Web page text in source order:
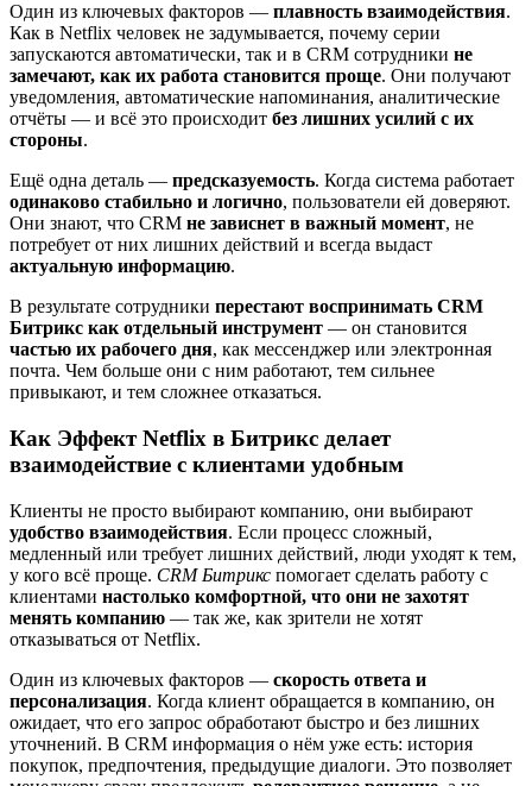
Один из ключевых факторов — плавность взаимодействия.
Как в Netflix человек не задумывается, почему серии
запускаются автоматически, так и в CRM сотрудники не
замечают, как их работа становится проще. Они получают
уведомления, автоматические напоминания, аналитические
отчёты — и всё это происходит без лишних усилий с их
стороны.
Ещё одна деталь — предсказуемость. Когда система работает
одинаково стабильно и логично, пользователи ей доверяют.
Они знают, что CRM не зависнет в важный момент, не
потребует от них лишних действий и всегда выдаст
актуальную информацию.
В результате сотрудники перестают воспринимать CRM
Битрикс как отдельный инструмент — он становится
частью их рабочего дня, как мессенджер или электронная
почта. Чем больше они с ним работают, тем сильнее
привыкают, и тем сложнее отказаться.
Как Эффект Netflix в Битрикс делает
взаимодействие с клиентами удобным
Клиенты не просто выбирают компанию, они выбирают
удобство взаимодействия. Если процесс сложный,
медленный или требует лишних действий, люди уходят к тем,
у кого всё проще. CRM Битрикс помогает сделать работу с
клиентами настолько комфортной, что они не захотят
менять компанию — так же, как зрители не хотят
отказываться от Netflix.
Один из ключевых факторов — скорость ответа и
персонализация. Когда клиент обращается в компанию, он
ожидает, что его запрос обработают быстро и без лишних
уточнений. В CRM информация о нём уже есть: история
покупок, предпочтения, предыдущие диалоги. Это позволяет